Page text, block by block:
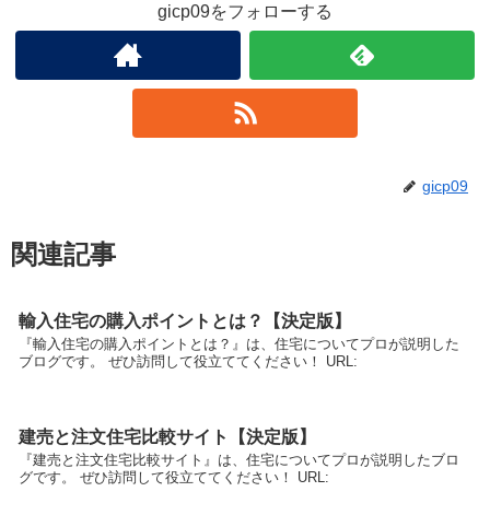
gicp09をフォローする
gicp09
関連記事
輸入住宅の購入ポイントとは？【決定版】
『輸入住宅の購入ポイントとは？』は、住宅についてプロが説明した
ブログです。 ぜひ訪問して役立ててください！ URL:
建売と注文住宅比較サイト【決定版】
『建売と注文住宅比較サイト』は、住宅についてプロが説明したブロ
グです。 ぜひ訪問して役立ててください！ URL: